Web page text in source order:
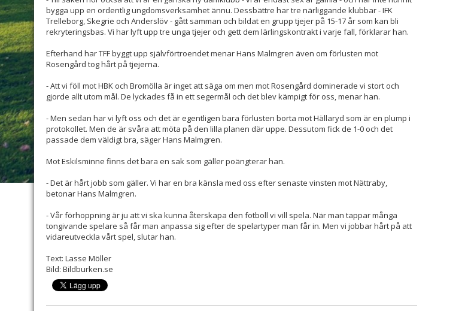
bygga upp en ordentlig ungdomsverksamhet ännu. Dessbättre har tre närliggande klubbar - IFK
Trelleborg, Skegrie och Anderslöv - gått samman och bildat en grupp tjejer på 15-17 år som kan bli
rekryteringsbas. Vi har lyft upp tre unga tjejer och gett dem lärlingskontrakt i varje fall, förklarar han.
Efterhand har TFF byggt upp självförtroendet menar Hans Malmgren även om förlusten mot
Rosengård tog hårt på tjejerna.
- Att vi föll mot HBK och Bromölla är inget att säga om men mot Rosengård dominerade vi stort och
gjorde allt utom mål. De lyckades få in ett segermål och det blev kämpigt för oss, menar han.
- Men sedan har vi lyft oss och det är egentligen bara förlusten borta mot Hällaryd som är en plump i
protokollet. Men de är svåra att möta på den lilla planen där uppe. Dessutom fick de 1-0 och det
passade dem väldigt bra, säger Hans Malmgren.
Mot Eskilsminne finns det bara en sak som gäller poängterar han.
- Det är hårt jobb som gäller. Vi har en bra känsla med oss efter senaste vinsten mot Nättraby,
betonar Hans Malmgren.
- Vår förhoppning är ju att vi ska kunna återskapa den fotboll vi vill spela. När man tappar många
tongivande spelare så får man anpassa sig efter de spelartyper man får in. Men vi jobbar hårt på att
vidareutveckla vårt spel, slutar han.
Text: Lasse Möller
Bild: Bildburken.se